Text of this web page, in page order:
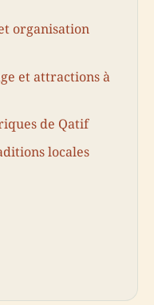
organisation
et attractions à
de Qatif
locales